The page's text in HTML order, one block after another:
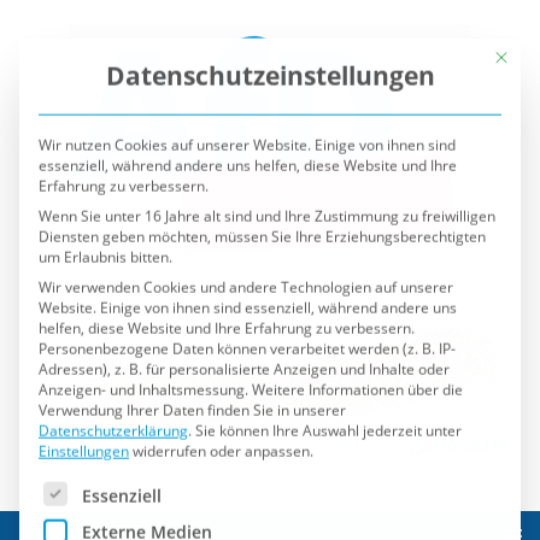
Datenschutzeinstellungen
essenziell, während andere uns helfen, diese Website und Ihre
Erfahrung zu verbessern.
Wenn Sie unter 16 Jahre alt sind und Ihre Zustimmung zu freiwilligen
Diensten geben möchten, müssen Sie Ihre Erziehungsberechtigten
um Erlaubnis bitten.
Wir verwenden Cookies und andere Technologien auf unserer
Website. Einige von ihnen sind essenziell, während andere uns
helfen, diese Website und Ihre Erfahrung zu verbessern.
Personenbezogene Daten können verarbeitet werden (z. B. IP-
Adressen), z. B. für personalisierte Anzeigen und Inhalte oder
Anzeigen- und Inhaltsmessung.Weitere Informationen über die
Verwendung Ihrer Daten finden Sie in unserer
Datenschutzerklärung. Sie können Ihre Auswahl jederzeit unter
Einstellungenwiderrufen oder anpassen.